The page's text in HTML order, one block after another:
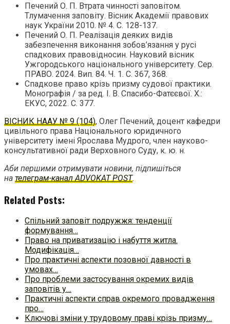
Печений О. П. Втрата чинності заповітом.
Тлумачення заповіту. Вісник Академії правових
наук України 2010. № 4. С. 128-137.
Печений О. П. Реалізація деяких видів
забезпечення виконання зобов’язання у русі
спадкових правовідносин. Науковий вісник
Ужгородського національного університету. Сер.
ПРАВО. 2024. Вип. 84. Ч. 1. С. 367, 368.
Спадкове право крізь призму судової практики.
Монографія / за ред. І. В. Спасибо-Фатєєвої. Х.:
ЕКУС, 2022. С. 377.
ВІСНИК НААУ № 9 (104), Олег Печений, доцент кафедри
цивільного права Національного юридичного
університету імені Ярослава Мудрого, член науково-
консультативної ради Верховного Суду, к. ю. н.
Аби першими отримувати новини, підпишіться
на телеграм-канал ADVOKAT POST.
Related Posts:
Спільний заповіт подружжя: тенденції
формування…
Право на приватизацію і набуття житла.
Модифікація…
Про практичні аспекти позовної давності в
умовах…
Про проблеми застосування окремих видів
заповітів у…
Практичні аспекти справ окремого провадження
про…
Ключові зміни у трудовому праві крізь призму…